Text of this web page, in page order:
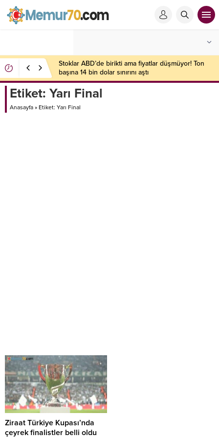
Stoklar ABD’de birikti ama fiyatlar düşmüyor! Ton
başına 14 bin dolar sınırını aştı
Etiket: Yarı Final
Anasayfa » Etiket: Yarı Final
Ziraat Türkiye Kupası’nda
çeyrek finalistler belli oldu